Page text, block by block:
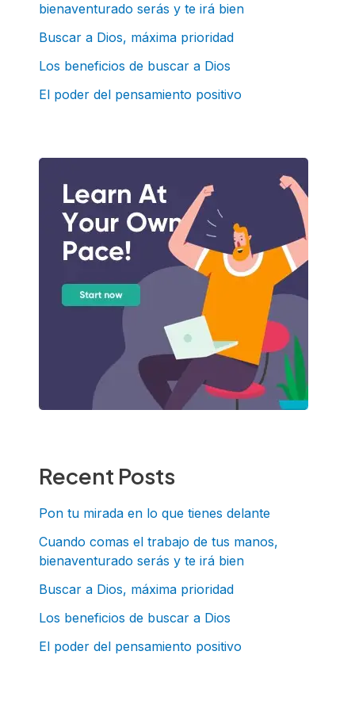
o
r
:
bienaventurado serás y te irá bien
Buscar a Dios, máxima prioridad
Los beneficios de buscar a Dios
El poder del pensamiento positivo
Recent Posts
Pon tu mirada en lo que tienes delante
Cuando comas el trabajo de tus manos,
bienaventurado serás y te irá bien
Buscar a Dios, máxima prioridad
Los beneficios de buscar a Dios
El poder del pensamiento positivo